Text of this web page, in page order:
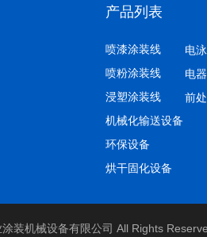
处理流水线
产品列表
喷漆涂装线
喷粉涂装线
浸塑涂装线
机械化输送设备
环保设备
烘干固化设备
电
电
前
装机械设备有限公司 All Rights